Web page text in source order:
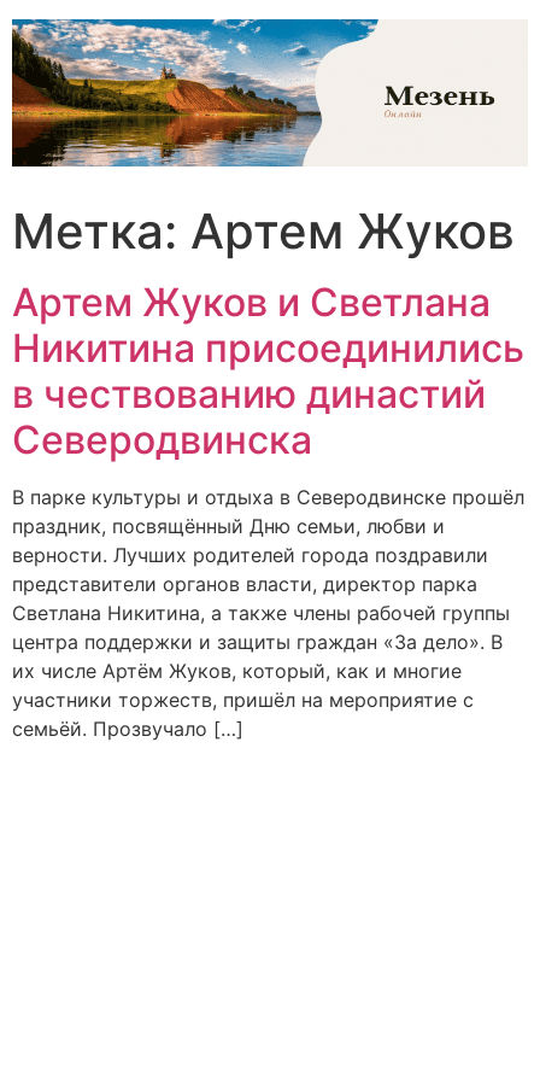
Перейти
содержимому
Метка: Артем Жуков
Артем Жуков и Светлана
Никитина присоединились
в чествованию династий
Северодвинска
В парке культуры и отдыха в Северодвинске прошёл
праздник, посвящённый Дню семьи, любви и
верности. Лучших родителей города поздравили
представители органов власти, директор парка
Светлана Никитина, а также члены рабочей группы
центра поддержки и защиты граждан «За дело». В
их числе Артём Жуков, который, как и многие
участники торжеств, пришёл на мероприятие с
семьёй. Прозвучало […]